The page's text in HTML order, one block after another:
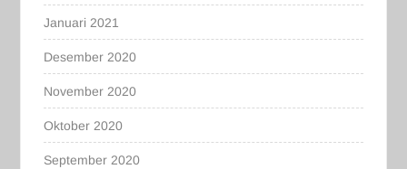
Januari 2021
Desember 2020
November 2020
Oktober 2020
September 2020